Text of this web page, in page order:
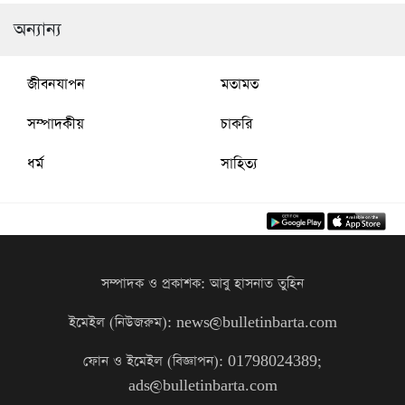
অন্যান্য
জীবনযাপন
মতামত
সম্পাদকীয়
চাকরি
ধর্ম
সাহিত্য
সম্পাদক ও প্রকাশক: আবু হাসনাত তুহিন
ইমেইল (নিউজরুম): news@bulletinbarta.com
ফোন ও ইমেইল (বিজ্ঞাপন): 01798024389;
ads@bulletinbarta.com